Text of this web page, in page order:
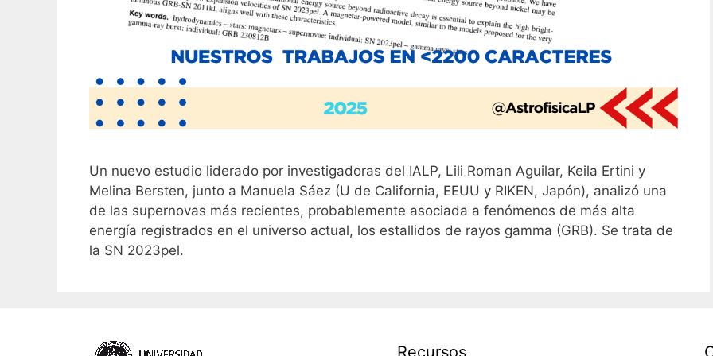
Un nuevo estudio liderado por investigadoras del IALP, Lili Roman Aguilar, Keila Ertini y
Melina Bersten, junto a Manuela Sáez (U de California, EEUU y RIKEN, Japón), analizó una
de las supernovas más recientes, probablemente asociada a fenómenos de más alta
energía registrados en el universo actual, los estallidos de rayos gamma (GRB). Se trata de
la SN 2023pel.
Recursos